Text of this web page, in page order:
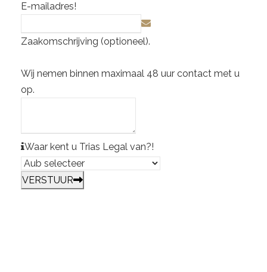
E-mailadres!
Zaakomschrijving (optioneel).
Wij nemen binnen maximaal 48 uur contact met u
op.
Waar kent u Trias Legal van?!
B
VERSTUUR